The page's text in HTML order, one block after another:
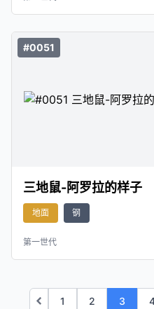
#0051
三地鼠-阿罗拉的样子
地面 钢
第一世代
1 2 3